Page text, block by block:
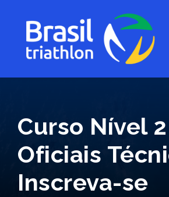
Curso Nível
Oficiais
Inscreva-se